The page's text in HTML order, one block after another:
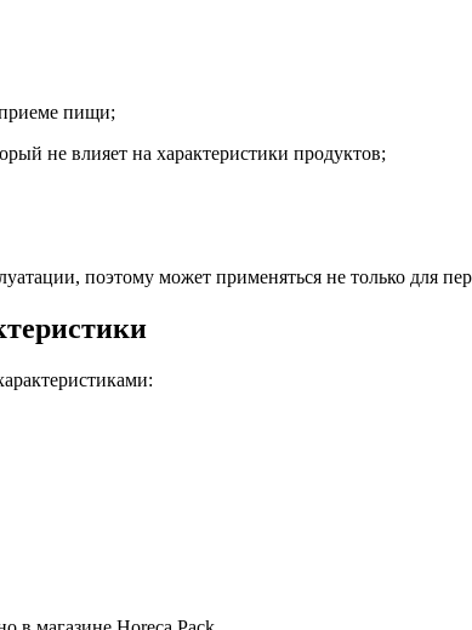
пищи;
не влияет на характеристики продуктов;
поэтому может применяться не только для